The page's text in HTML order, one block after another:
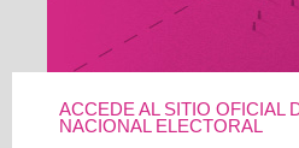
ACCEDE AL SITIO OFICIAL
NACIONAL ELECTORAL